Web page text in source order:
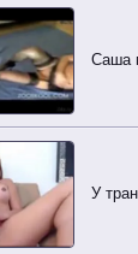
Саша
У